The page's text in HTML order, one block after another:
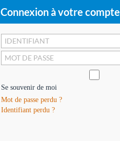
Connexion à votre compte
Se souvenir de moi
Mot de passe perdu ?
Identifiant perdu ?